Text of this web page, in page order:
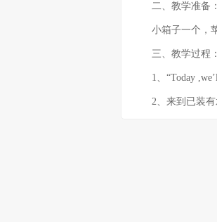
二、教学准备：
小箱子一个，苹
三、教学过程：
1、“Today ,we’ll
2、来到已装有水